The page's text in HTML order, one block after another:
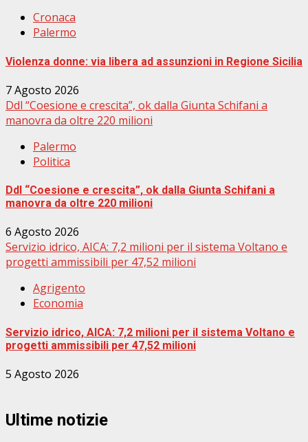
Cronaca
Palermo
Violenza donne: via libera ad assunzioni in Regione Sicilia
7 Agosto 2026
Ddl “Coesione e crescita”, ok dalla Giunta Schifani a
manovra da oltre 220 milioni
Palermo
Politica
Ddl “Coesione e crescita”, ok dalla Giunta Schifani a
manovra da oltre 220 milioni
6 Agosto 2026
Servizio idrico, AICA: 7,2 milioni per il sistema Voltano e
progetti ammissibili per 47,52 milioni
Agrigento
Economia
Servizio idrico, AICA: 7,2 milioni per il sistema Voltano e
progetti ammissibili per 47,52 milioni
5 Agosto 2026
Ultime notizie